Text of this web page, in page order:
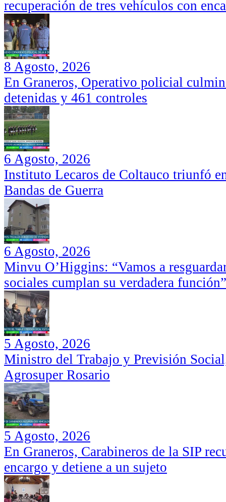
recuperación de tres vehículos con
8 Agosto, 2026
En Graneros, Operativo policial
detenidas y 461 controles
6 Agosto, 2026
Instituto Lecaros de Coltauco triunfó
Bandas de Guerra
6 Agosto, 2026
Minvu O’Higgins: “Vamos a
sociales cumplan su verdadera función”
5 Agosto, 2026
Ministro del Trabajo y Previsión
Agrosuper Rosario
5 Agosto, 2026
En Graneros, Carabineros de la SIP
encargo y detiene a un sujeto